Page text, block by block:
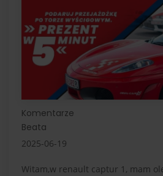
Komentarze
Beata
2025-06-19
Witam,w renault captur 1, mam